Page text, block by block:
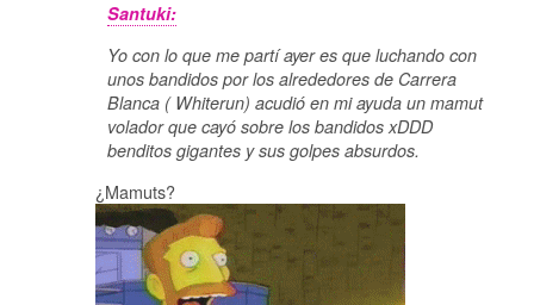
Santuki:
Yo con lo que me partí ayer es que luchando con
unos bandidos por los alrededores de Carrera
Blanca ( Whiterun) acudió en mi ayuda un mamut
volador que cayó sobre los bandidos xDDD
benditos gigantes y sus golpes absurdos.
¿Mamuts?